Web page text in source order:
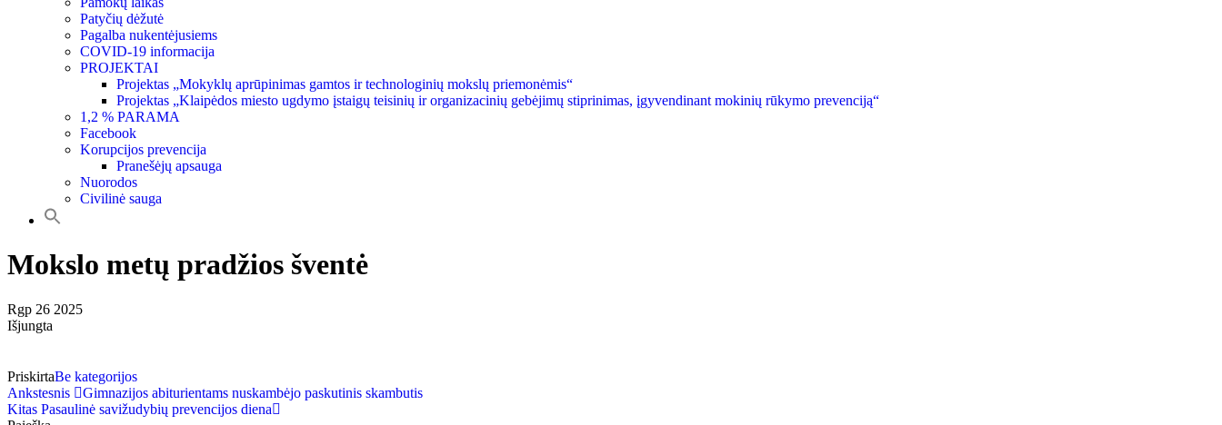
Patyčių dėžutė
Pagalba nukentėjusiems
COVID-19 informacija
PROJEKTAI
Projektas „Mokyklų aprūpinimas gamtos ir technologinių mokslų priemonėmis“
Projektas „Klaipėdos miesto ugdymo įstaigų teisinių ir organizacinių gebėjimų stiprinimas, įgyvendinant mokinių rūkymo prevenciją“
1,2 % PARAMA
Facebook
Korupcijos prevencija
Pranešėjų apsauga
Nuorodos
Civilinė sauga
Mokslo metų pradžios šventė
Rgp 26 2025
Išjungta
PriskirtaBe kategorijos
Ankstesnis
Gimnazijos abiturientams nuskambėjo paskutinis skambutis
Kitas Pasaulinė savižudybių prevencijos diena